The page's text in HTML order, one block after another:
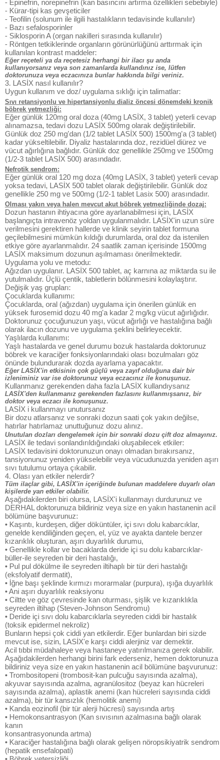
- Epinefrin, norepinefrin (kan basıncını artırma özellikleri sebebiyle)
- Kürar-tipi kas gevşeticiler
- Teofilin (solunum ile ilgili hastalıkların tedavisinde kullanılır)
- Bazı sefalosporinler
- Siklosporin A (organ nakilleri sırasında kullanılır)
- Röntgen tetkiklerinde organların görünürlüğünü arttırmak için
kullanılan kontrast maddeler:
Eğer reçeteli ya da reçetesiz herhangi bir ilacı şu anda
kullanıyorsanız veya son zamanlarda kullandınız ise, lütfen
doktorunuza veya eczacınıza bunlar hakkında bilgi veriniz.
3. LASİX nasıl kullanılır?
Uygun kullanım ve doz/ uygulama sıklığı için talimatlar:
Sıvı retansiyonlu ve hipertansiyonlu dializ öncesi dönemdeki kronik
böbrek yetmezliği:
Eğer günlük 120mg oral doza (40mg LASİX, 3 tablet) yeterli cevap
alınamazsa, tedavi dozu LASİX 500mg olarak değiştirilebilir.
Günlük doz 250 mg'dan (1/2 tablet LASİX 500) 1500mg'a (3 tablet)
kadar yükseltilebilir. Diyaliz hastalarında doz, rezidüel diürez ve
vücut ağırlığına bağlıdır. Günlük doz genellikle 250mg ve 1500mg
(1/2-3 tablet LASİX 500) arasındadır.
Nefrotik sendrom:
Eğer günlük oral 120 mg doza (40mg LASİX, 3 tablet) yeterli cevap
yoksa tedavi, LASİX 500 tablet olarak değiştirilebilir. Günlük doz
genellikle 250 mg ve 500mg (1/2-1 tablet Lasix 500) arasındadır.
Olması yakın veya halen mevcut akut böbrek yetmezliğinde dozaj:
Dozun hastanın ihtiyacına göre ayarlanabilmesi için, LASİX
başlangıçta intravenöz yoldan uygulanmalıdır. LASİX'in uzun süre
verilmesini gerektiren hallerde ve klinik seyirin tablet formuna
geçilebilmesini mümkün kıldığı durumlarda, oral doz da istenilen
etkiye göre ayarlanmalıdır. 24 saatlik zaman içerisinde 1500mg
LASİX maksimum dozunun aşılmaması önerilmektedir.
Uygulama yolu ve metodu:
Ağızdan uygulanır. LASİX 500 tablet, aç karnına az miktarda su ile
yutulmalıdır. Üçlü çentik, tabletlerin bölünmesini kolaylaştırır.
Değişik yaş grupları:
Çocuklarda kullanımı:
Çocuklarda, oral (ağızdan) uygulama için önerilen günlük en
yüksek furosemid dozu 40 mg'a kadar 2 mg/kg vücut ağırlığıdır.
Doktorunuz çocuğunuzun yaşı, vücut ağırlığı ve hastalığına bağlı
olarak ilacın dozunu ve uygulama şeklini belirleyecektir.
Yaşlılarda kullanımı:
Yaşlı hastalarda ve genel durumu bozuk hastalarda doktorunuz
böbrek ve karaciğer fonksiyonlarındaki olası bozulmaları göz
önünde bulundurarak dozda ayarlama yapacaktır.
Eğer LASİX'in etkisinin çok güçlü veya zayıf olduğuna dair bir
izleniminiz var ise doktorunuz veya eczacınız ile konuşunuz.
Kullanmanız gerekenden daha fazla LASİX kullandıysanız
LASİX'den kullanmanız gerekenden fazlasını kullanmışsanız, bir
doktor veya eczacı ile konuşunuz.
LASİX i kullanmayı unutursanız
Bir dozu atlarsanız ve sonraki dozun saati çok yakın değilse,
hatırlar hatırlamaz unuttuğunuz dozu alınız.
Unutulan dozları dengelemek için bir sonraki dozu çift doz almayınız.
LASİX ile tedavi sonlandırıldığındaki oluşabilecek etkiler:
LASİX tedavisini doktorunuzun onayı olmadan bırakırsanız,
tansiyonunuz yeniden yükselebilir veya vücudunuzda yeniden aşırı
sıvı tutulumu ortaya çıkabilir.
4. Olası yan etkiler nelerdir?
Tüm ilaçlar gibi, LASİX'in içeriğinde bulunan maddelere duyarlı olan
kişilerde yan etkiler olabilir.
Aşağıdakilerden biri olursa, LASİX'i kullanmayı durdurunuz ve
DERHAL doktorunuza bildiriniz veya size en yakın hastanenin acil
bölümüne başvurunuz:
• Kaşıntı, kurdeşen, diğer döküntüler, içi sıvı dolu kabarcıklar,
genelde kendiliğinden geçen, el, yüz ve ayakta dantele benzer
kızarıklık oluşturan, aşırı duyarlılık durumu,
• Genellikle kollar ve bacaklarda deride içi su dolu kabarcıklar-
büller-ile seyreden bir deri hastalığı,
• Pul pul dökülme ile seyreden iltihaplı bir tür deri hastalığı
(eksfolyatif dermatit),
• İğne başı şeklinde kırmızı morarmalar (purpura), ışığa duyarlılık
• Ani aşırı duyarlılık reaksiyonu
• Ciltte ve göz çevresinde kan oturması, şişlik ve kızarıklıkla
seyreden iltihap (Steven-Johnson Sendromu)
• Deride içi sıvı dolu kabarcıklarla seyreden ciddi bir hastalık
(toksik epidermel nekroliz)
Bunların hepsi çok ciddi yan etkilerdir. Eğer bunlardan biri sizde
mevcut ise, sizin, LASİX'e karşı ciddi alerjiniz var demektir.
Acil tıbbi müdahaleye veya hastaneye yatırılmanıza gerek olabilir.
Aşağıdakilerden herhangi birini fark ederseniz, hemen doktorunuza
bildiriniz veya size en yakın hastanenin acil bölümüne başvurunuz:
• Trombositopeni (trombosit-kan pulcuğu sayısında azalma),
akyuvar sayısında azalma, agranülositoz (beyaz kan hücreleri
sayısında azalma), aplastik anemi (kan hücreleri sayısında ciddi
azalma), bir tür kansızlık (hemolitik anemi)
• Kanda eozinofil (bir tür alerji hücresi) sayısında artış
• Hemokonsantrasyon (Kan sıvısının azalmasına bağlı olarak
kanın
konsantrasyonunda artma)
• Karaciğer hastalığına bağlı olarak gelişen nöropsikiyatrik sendrom
(hepatik ensefalopati)